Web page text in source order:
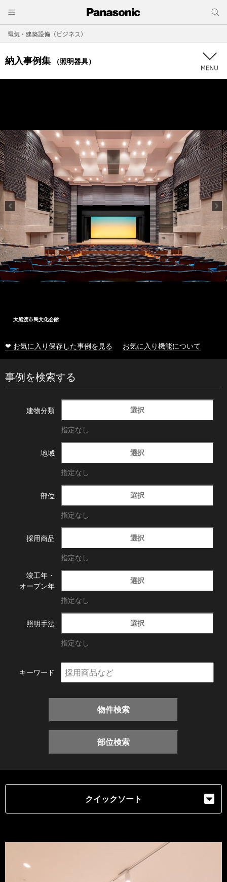
電気・建築設備（ビジネス）
納入事例集 （照明器具）
大船渡市民文化会館
❤ お気に入り保存した事例を見る お気に入り機能について
事例を検索する
建物分類 選択
指定なし
地域 選択
指定なし
部位 選択
指定なし
採用商品 選択
指定なし
竣工年・
オープン年
選択
指定なし
照明手法 選択
指定なし
キーワード
物件検索
部位検索
クイックソート